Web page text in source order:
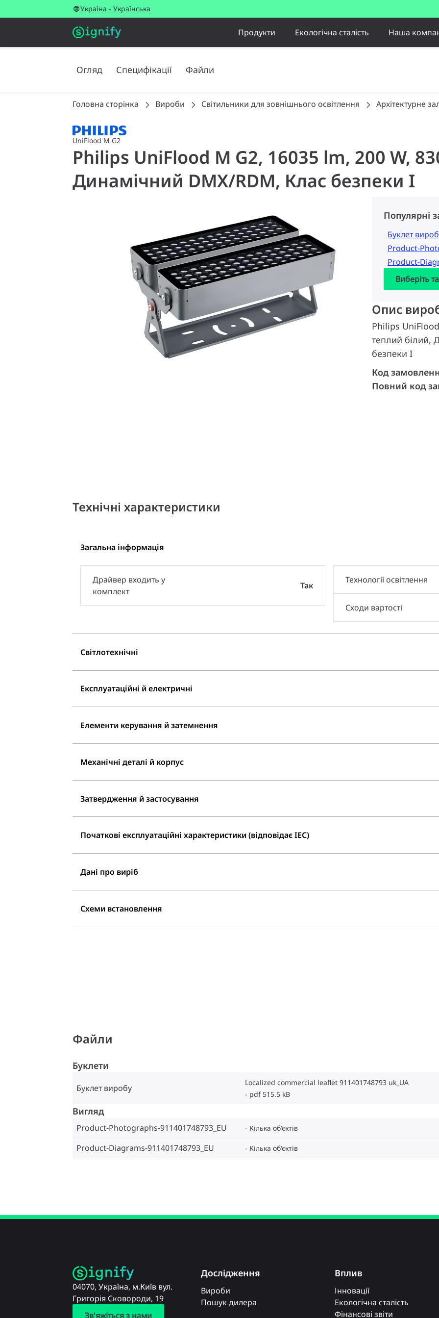
Україна - Українська
Продукти Екологічна сталість Наша
Огляд Специфікації Файли
Головна сторінка Вироби Світильники для зовнішнього освітлення Архітектурне
UniFlood M G2
Philips UniFlood M G2, 16035 lm, 200 W,
Динамічний DMX/RDM, Клас безпеки I
Популярні
Буклет
Product-
Product-
Виберіть
Опис
Philips
теплий білий,
безпеки I
Код
Повний код
Технічні характеристики
Загальна інформація
Драйвер входить у
комплект
Так
Технології освітлення
Сходи вартості
Світлотехнічні
Експлуатаційні й електричні
Елементи керування й затемнення
Механічні деталі й корпус
Затвердження й застосування
Початкові експлуатаційні характеристики (відповідає IEC)
Дані про виріб
Схеми встановлення
Файли
Буклети
Буклет виробу
Localized commercial leaflet 911401748793 uk_UA
pdf 515.5 kB
Вигляд
Product-Photographs-911401748793_EU Кілька об‘єктів
Product-Diagrams-911401748793_EU
Кілька об‘єктів
04070, Україна, м.Київ вул.
Григорія Сковороди, 19
Зв'яжіться з нами
Дослідження
Вироби
Пошук дилера
Вплив
Інновації
Екологічна сталість
Фінансові звіти